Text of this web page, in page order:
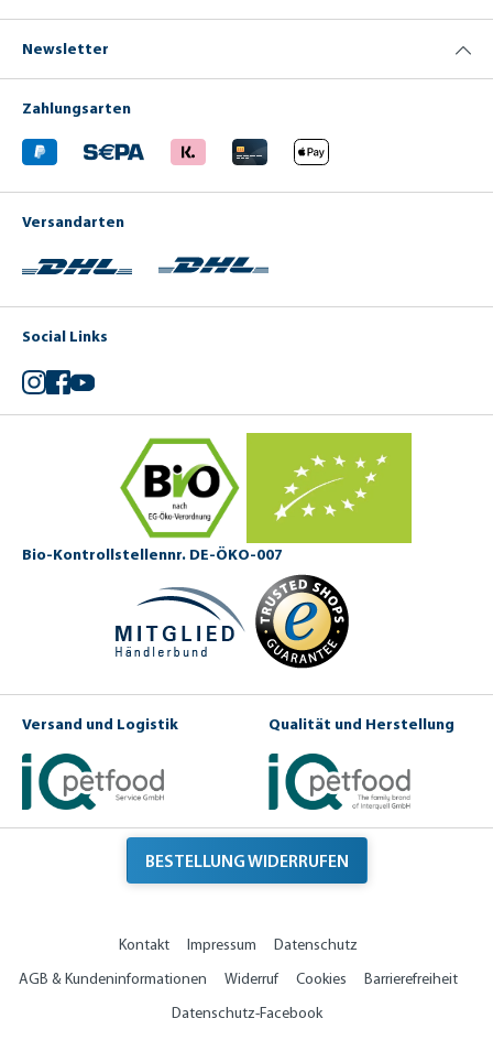
Newsletter
Zahlungsarten
Versandarten
Social Links
Instagram
Facebook
YouTube
Bio-Kontrollstellennr. DE-ÖKO-007
Versand und Logistik Qualität und Herstellung
BESTELLUNG WIDERRUFEN
Kontakt Impressum
Datenschutz
AGB & Kundeninformationen
Widerruf Cookies
Barrierefreiheit
Datenschutz-Facebook